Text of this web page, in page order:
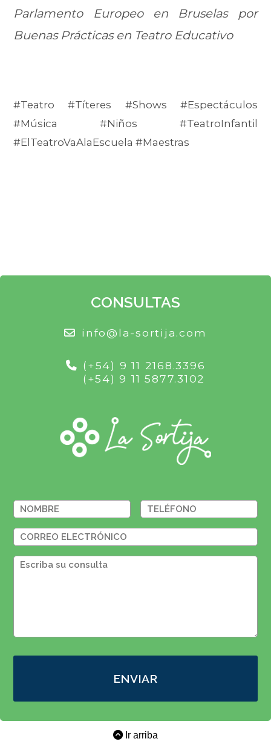
Parlamento Europeo en Bruselas por
Buenas Prácticas en Teatro Educativo
#Teatro #Títeres #Shows #Espectáculos
#Música #Niños #TeatroInfantil
#ElTeatroVaAlaEscuela #Maestras
CONSULTAS
info@la-sortija.com
(+54) 9 11 2168.3396
(+54) 9 11 5877.3102
ENVIAR
Ir arriba